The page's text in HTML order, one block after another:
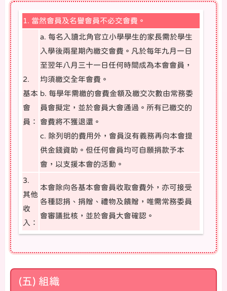
1. 當然會員及名譽會員不必交會費。
2.
基本
會
員：
a. 每名入讀北角官立小學學生的家長需於學生
入學後兩星期內繳交會費。凡於每年九月一日
至翌年八月三十一日任何時間成為本會會員，
均須繳交全年會費。
b. 每學年需繳的會費金額及繳交次數由常務委
員會擬定，並於會員大會通過。所有已繳交的
會費將不獲退還。
c. 除列明的費用外，會員沒有義務再向本會提
供金錢資助。但任何會員均可自願捐款予本
會，以支援本會的活動。
3.
其他
收
入：
本會除向各基本會會員收取會費外，亦可接受
各種認捐、捐贈、禮物及饋贈，唯需常務委員
會審議批核，並於會員大會確認。
(五) 組織